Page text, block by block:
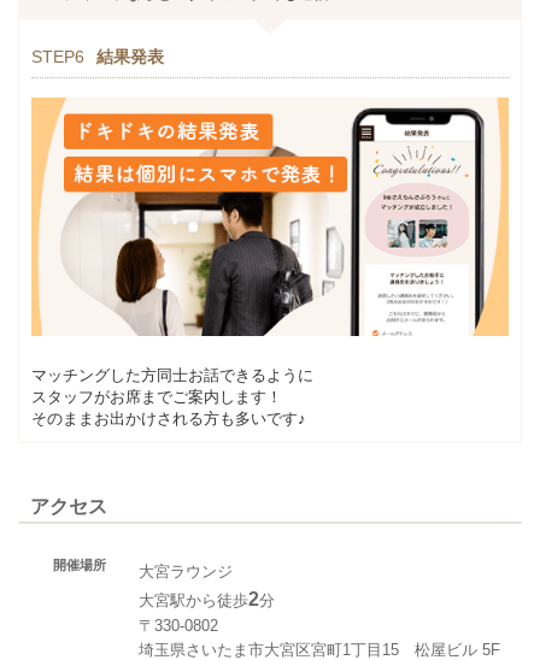
STEP6 結果発表
マッチングした方同士お話できるように
スタッフがお席までご案内します！
そのままお出かけされる方も多いです♪
アクセス
開催場所
大宮ラウンジ
大宮駅から徒歩2分
〒330-0802
埼玉県さいたま市大宮区宮町1丁目15 松屋ビル 5F